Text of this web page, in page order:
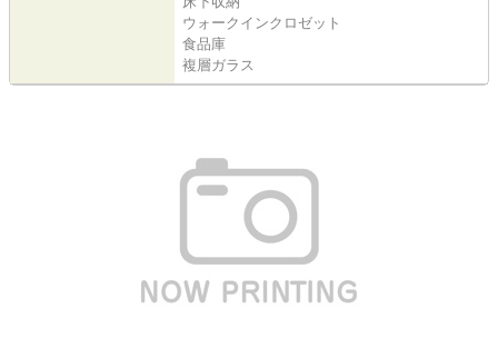
ウォークインクロゼット
食品庫
複層ガラス